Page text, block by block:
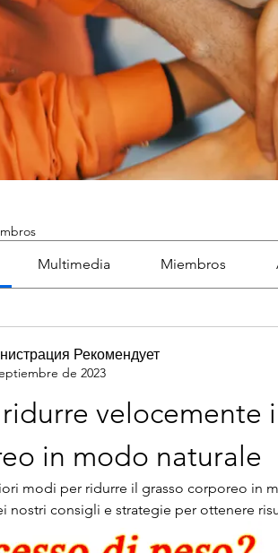
Multimedia Miembros
Рекомендует
de 2023
velocemente
in modo naturale
modi per ridurre il grasso corporeo in
nostri consigli e strategie per ottenere